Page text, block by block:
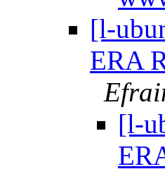
[l-
ERA
[l-